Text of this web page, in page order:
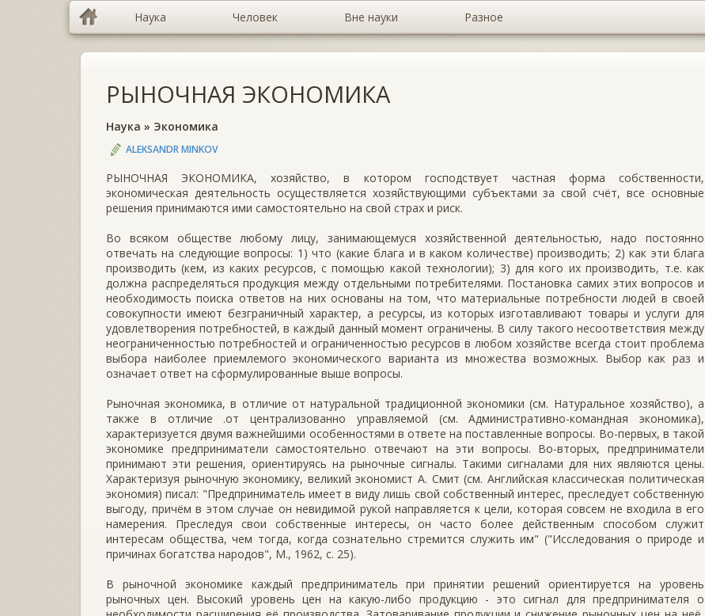
Наука Человек Вне науки Разное
РЫНОЧНАЯ ЭКОНОМИКА
Наука » Экономика
ALEKSANDR MINKOV
РЫНОЧНАЯ ЭКОНОМИКА, хозяйство, в котором господствует частная форма собственности,
экономическая деятельность осуществляется хозяйствующими субъектами за свой счёт, все основные
решения принимаются ими самостоятельно на свой страх и риск.
Во всяком обществе любому лицу, занимающемуся хозяйственной деятельностью, надо постоянно
отвечать на следующие вопросы: 1) что (какие блага и в каком количестве) производить; 2) как эти блага
производить (кем, из каких ресурсов, с помощью какой технологии); 3) для кого их производить, т.е. как
должна распределяться продукция между отдельными потребителями. Постановка самих этих вопросов и
необходимость поиска ответов на них основаны на том, что материальные потребности людей в своей
совокупности имеют безграничный характер, а ресурсы, из которых изготавливают товары и услуги для
удовлетворения потребностей, в каждый данный момент ограничены. В силу такого несоответствия между
неограниченностью потребностей и ограниченностью ресурсов в любом хозяйстве всегда стоит проблема
выбора наиболее приемлемого экономического варианта из множества возможных. Выбор как раз и
означает ответ на сформулированные выше вопросы.
Рыночная экономика, в отличие от натуральной традиционной экономики (см. Натуральное хозяйство), а
также в отличие .от централизованно управляемой (см. Административно-командная экономика),
характеризуется двумя важнейшими особенностями в ответе на поставленные вопросы. Во-первых, в такой
экономике предприниматели самостоятельно отвечают на эти вопросы. Во-вторых, предприниматели
принимают эти решения, ориентируясь на рыночные сигналы. Такими сигналами для них являются цены.
Характеризуя рыночную экономику, великий экономист А. Смит (см. Английская классическая политическая
экономия) писал: "Предприниматель имеет в виду лишь свой собственный интерес, преследует собственную
выгоду, причём в этом случае он невидимой рукой направляется к цели, которая совсем не входила в его
намерения. Преследуя свои собственные интересы, он часто более действенным способом служит
интересам общества, чем тогда, когда сознательно стремится служить им" ("Исследования о природе и
причинах богатства народов", М., 1962, с. 25).
В рыночной экономике каждый предприниматель при принятии решений ориентируется на уровень
рыночных цен. Высокий уровень цен на какую-либо продукцию - это сигнал для предпринимателя о